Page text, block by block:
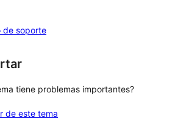
de soporte
tiene problemas importantes?
de este tema